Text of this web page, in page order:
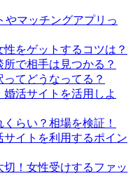
やマッチングアプリっ
をゲットするコツは？
で相手は見つかる？
てどうなってる？
活サイトを活用しよ
らい？相場を検証！
イトを利用するポイン
！女性受けするファッ